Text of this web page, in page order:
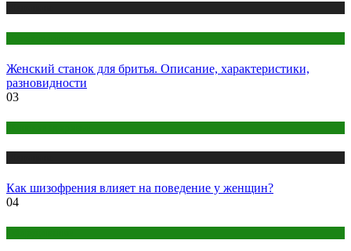
Женский станок для бритья. Описание, характеристики,
разновидности
03
Как шизофрения влияет на поведение у женщин?
04